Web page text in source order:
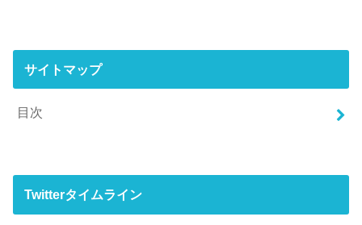
サイトマップ
目次
Twitterタイムライン